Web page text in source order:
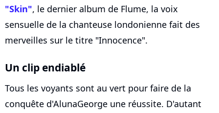
"Skin", le dernier album de Flume, la voix
sensuelle de la chanteuse londonienne fait des
merveilles sur le titre "Innocence".
Un clip endiablé
Tous les voyants sont au vert pour faire de la
conquête d'AlunaGeorge une réussite. D'autant